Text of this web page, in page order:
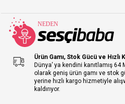
Ürün Gamı, Stok Gücü ve Hızlı
Dünya’ ya kendini kanıtlamış 64
olarak geniş ürün gamı ve stok
yerine hızlı kargo hizmetiyle
kaldırıyor.